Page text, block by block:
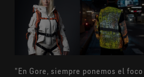
biológicos para
Tecnología de producto
Totalmente cortavientos,
Corte con
"En Gore, siempre ponemos el